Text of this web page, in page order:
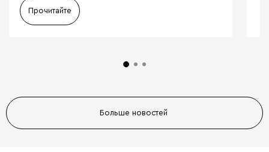
Прочитайте
Больше новостей